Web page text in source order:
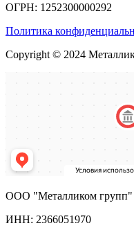
ОГРН: 1252300000292
Политика
Copyright © 2024
ООО "Металликом групп"
ИНН: 2366051970